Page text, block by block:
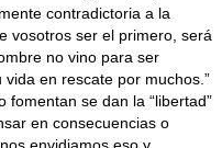
contradictoria a la
vosotros ser el primero, será
no vino para ser
en rescate por muchos.”
se dan la “libertad”
en consecuencias o